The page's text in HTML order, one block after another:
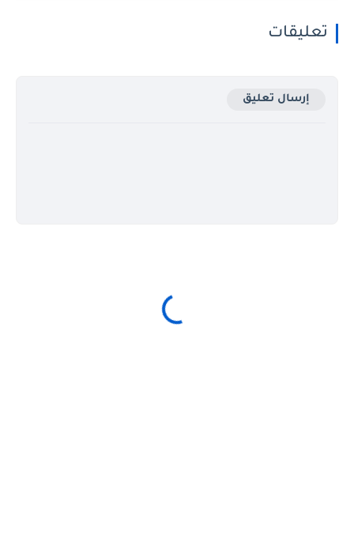
تعليقات
إرسال تعليق